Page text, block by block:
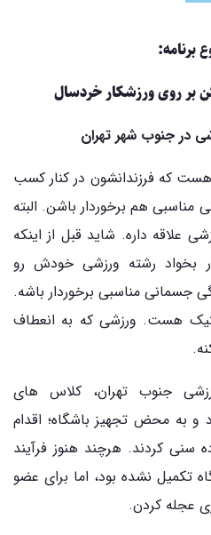
برنامه:
بر روی ورزشکار خردسال
که فرزندانشون در کنار کسب
هم برخوردار باشن. البته
علاقه داره. شاید قبل از اینکه
بخواد رشته ورزشی خودش رو
جسمانی مناسبی برخوردار باشه.
هست. ورزشی که به انعطاف
جنوب تهران، کلاس های
و به محض تجهیز باشگاه؛ اقدام
سنی کردند. هرچند هنوز فرآیند
تکمیل نشده بود، اما برای عضو
عجله کردن.